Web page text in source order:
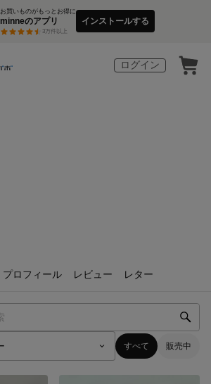
お買いものがもっとお得に
minneのアプリ
3万件以上
インストールする
ログイン
プロフィール レビュー レター
すべて 販売中